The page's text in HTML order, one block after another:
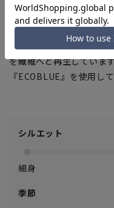
に賛同しています。
■ECOBLUE(100%リサ
『ECOBLUE』はマテリ
を繊維へと再生していま
『ECOBLUE』を使用して
シルエット
細身
季節